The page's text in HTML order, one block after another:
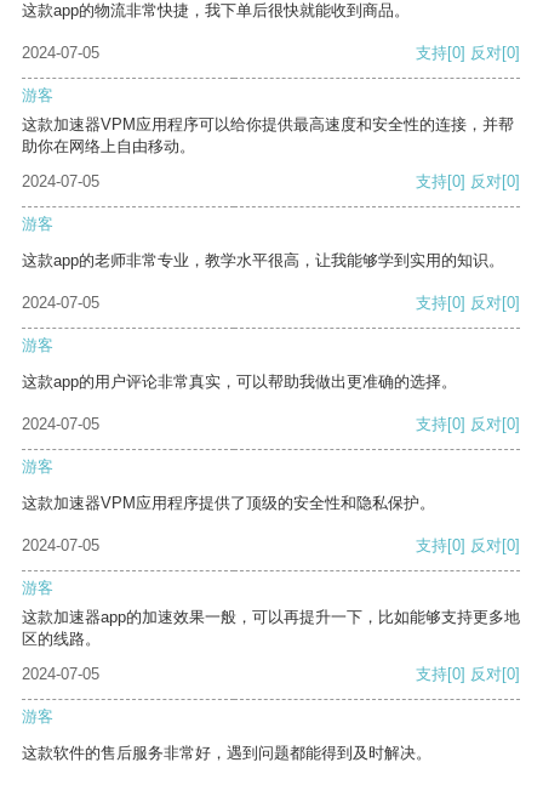
这款app的物流非常快捷，我下单后很快就能收到商品。
2024-07-05 支持[0] 反对[0]
游客
这款加速器VPM应用程序可以给你提供最高速度和安全性的连接，并帮
助你在网络上自由移动。
2024-07-05
支持[0] 反对[0]
游客
这款app的老师非常专业，教学水平很高，让我能够学到实用的知识。
2024-07-05 支持[0] 反对[0]
游客
这款app的用户评论非常真实，可以帮助我做出更准确的选择。
2024-07-05 支持[0] 反对[0]
游客
这款加速器VPM应用程序提供了顶级的安全性和隐私保护。
2024-07-05 支持[0] 反对[0]
游客
这款加速器app的加速效果一般，可以再提升一下，比如能够支持更多地
区的线路。
2024-07-05
支持[0] 反对[0]
游客
这款软件的售后服务非常好，遇到问题都能得到及时解决。